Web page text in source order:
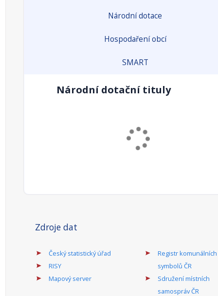
Národní dotace
Hospodaření obcí
SMART
Národní dotační tituly
Zdroje dat
Český statistický úřad
RISY
Mapový server
Registr komunálních
symbolů ČR
Sdružení místních
samospráv ČR